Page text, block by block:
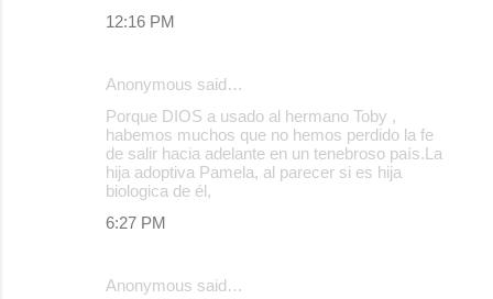
12:16 PM
Anonymous said…
Porque DIOS a usado al hermano Toby ,
habemos muchos que no hemos perdido la fe
de salir hacia adelante en un tenebroso país.La
hija adoptiva Pamela, al parecer si es hija
biologica de él,
6:27 PM
Anonymous said…